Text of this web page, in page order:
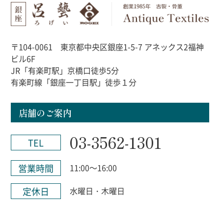
〒104-0061 東京都中央区銀座1-5-7 アネックス2福神
ビル6F
JR「有楽町駅」京橋口徒歩5分
有楽町線「銀座一丁目駅」徒歩１分
店舗のご案内
TEL 03-3562-1301
営業時間 11:00～16:00
定休日 水曜日・木曜日